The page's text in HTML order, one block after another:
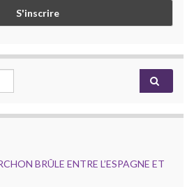
BRÛLE ENTRE L’ESPAGNE ET